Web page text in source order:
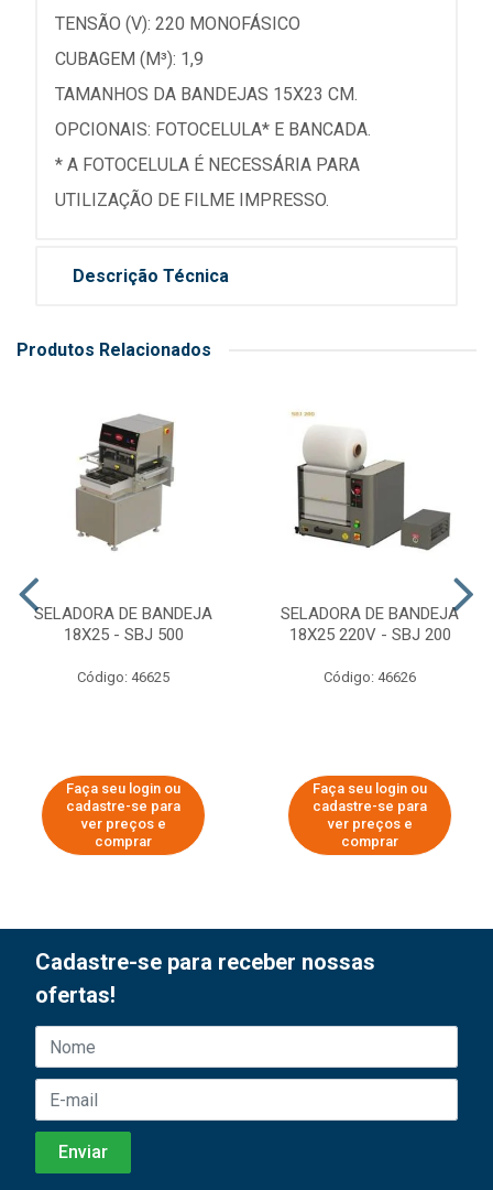
TENSÃO (V): 220 MONOFÁSICO
CUBAGEM (M³): 1,9
TAMANHOS DA BANDEJAS 15X23 CM.
OPCIONAIS: FOTOCELULA* E BANCADA.
* A FOTOCELULA É NECESSÁRIA PARA
UTILIZAÇÃO DE FILME IMPRESSO.
Descrição Técnica
Produtos Relacionados
SELADORA DE BANDEJA
18X25 - SBJ 500
Código: 46625
Faça seu login ou
cadastre-se para
ver preços e
comprar
SELADORA DE BANDEJA
18X25 220V - SBJ 200
Código: 46626
Faça seu login ou
cadastre-se para
ver preços e
comprar
Cadastre-se para receber nossas
ofertas!